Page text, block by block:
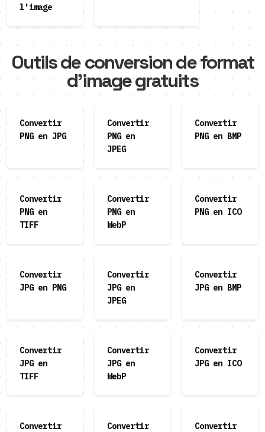
l'image
Outils de conversion de format
d'image gratuits
Convertir
PNG en JPG
Convertir
PNG en
JPEG
Convertir
PNG en BMP
Convertir
PNG en
TIFF
Convertir
PNG en
WebP
Convertir
PNG en ICO
Convertir
JPG en PNG
Convertir
JPG en
JPEG
Convertir
JPG en BMP
Convertir
JPG en
TIFF
Convertir
JPG en
WebP
Convertir
JPG en ICO
Convertir
Convertir
Convertir